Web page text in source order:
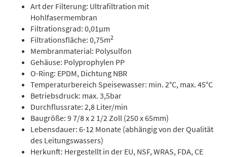
Art der Filterung: Ultrafiltration mit
Hohlfasermembran
Filtrationsgrad: 0,01µm
Filtrationsfläche: 0,75m2
Membranmaterial: Polysulfon
Gehäuse: Polyprophylen PP
O-Ring: EPDM, Dichtung NBR
Temperaturbereich Speisewasser: min. 2°C, max. 45°C
Betriebsdruck: max. 3,5bar
Durchflussrate: 2,8 Liter/min
Baugröße: 9 7/8 x 2 1/2 Zoll (250 x 65mm)
Lebensdauer: 6-12 Monate (abhängig von der Qualität
des Leitungswassers)
Herkunft: Hergestellt in der EU, NSF, WRAS, FDA, CE